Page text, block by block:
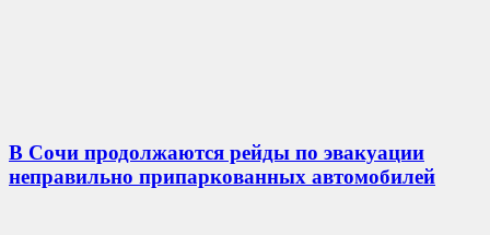
В Сочи продолжаются рейды по эвакуации
неправильно припаркованных автомобилей